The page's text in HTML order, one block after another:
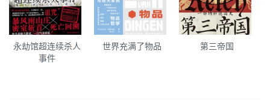
永劫馆超连续杀人
事件
世界充满了物品 第三帝国